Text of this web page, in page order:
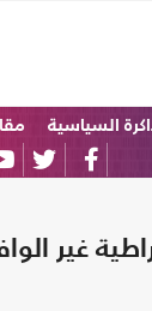
السياسية
غير